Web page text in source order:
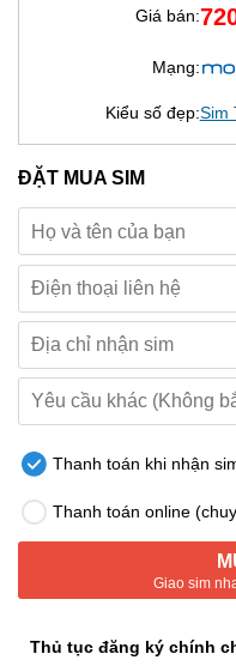
Giá bán:
Mạng:
Kiểu số đẹp:Sim
ĐẶT MUA SIM
Thanh toán khi nhận
Thanh toán online
Giao sim
Thủ tục đăng ký chính